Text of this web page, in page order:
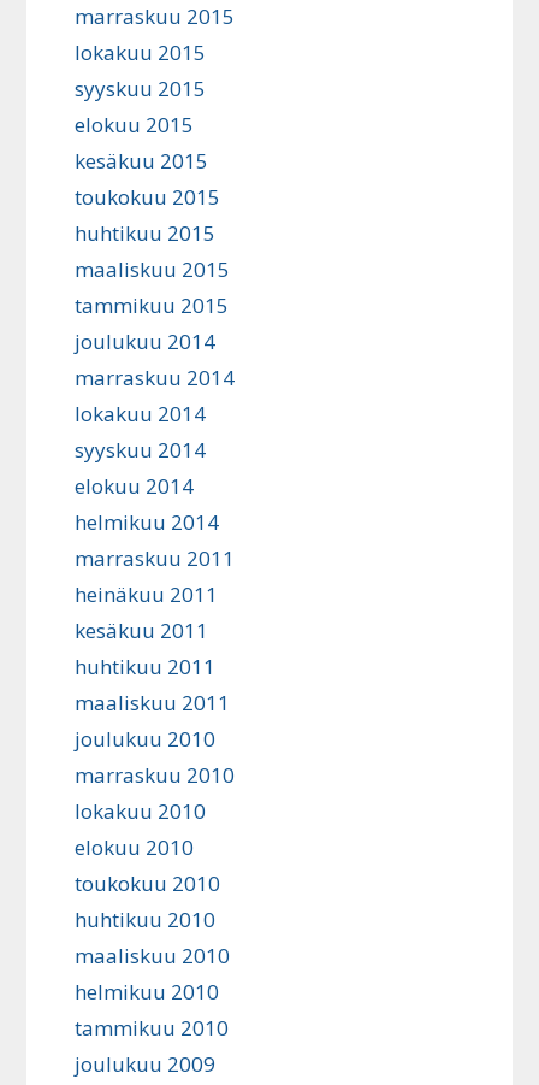
marraskuu 2015
lokakuu 2015
syyskuu 2015
elokuu 2015
kesäkuu 2015
toukokuu 2015
huhtikuu 2015
maaliskuu 2015
tammikuu 2015
joulukuu 2014
marraskuu 2014
lokakuu 2014
syyskuu 2014
elokuu 2014
helmikuu 2014
marraskuu 2011
heinäkuu 2011
kesäkuu 2011
huhtikuu 2011
maaliskuu 2011
joulukuu 2010
marraskuu 2010
lokakuu 2010
elokuu 2010
toukokuu 2010
huhtikuu 2010
maaliskuu 2010
helmikuu 2010
tammikuu 2010
joulukuu 2009